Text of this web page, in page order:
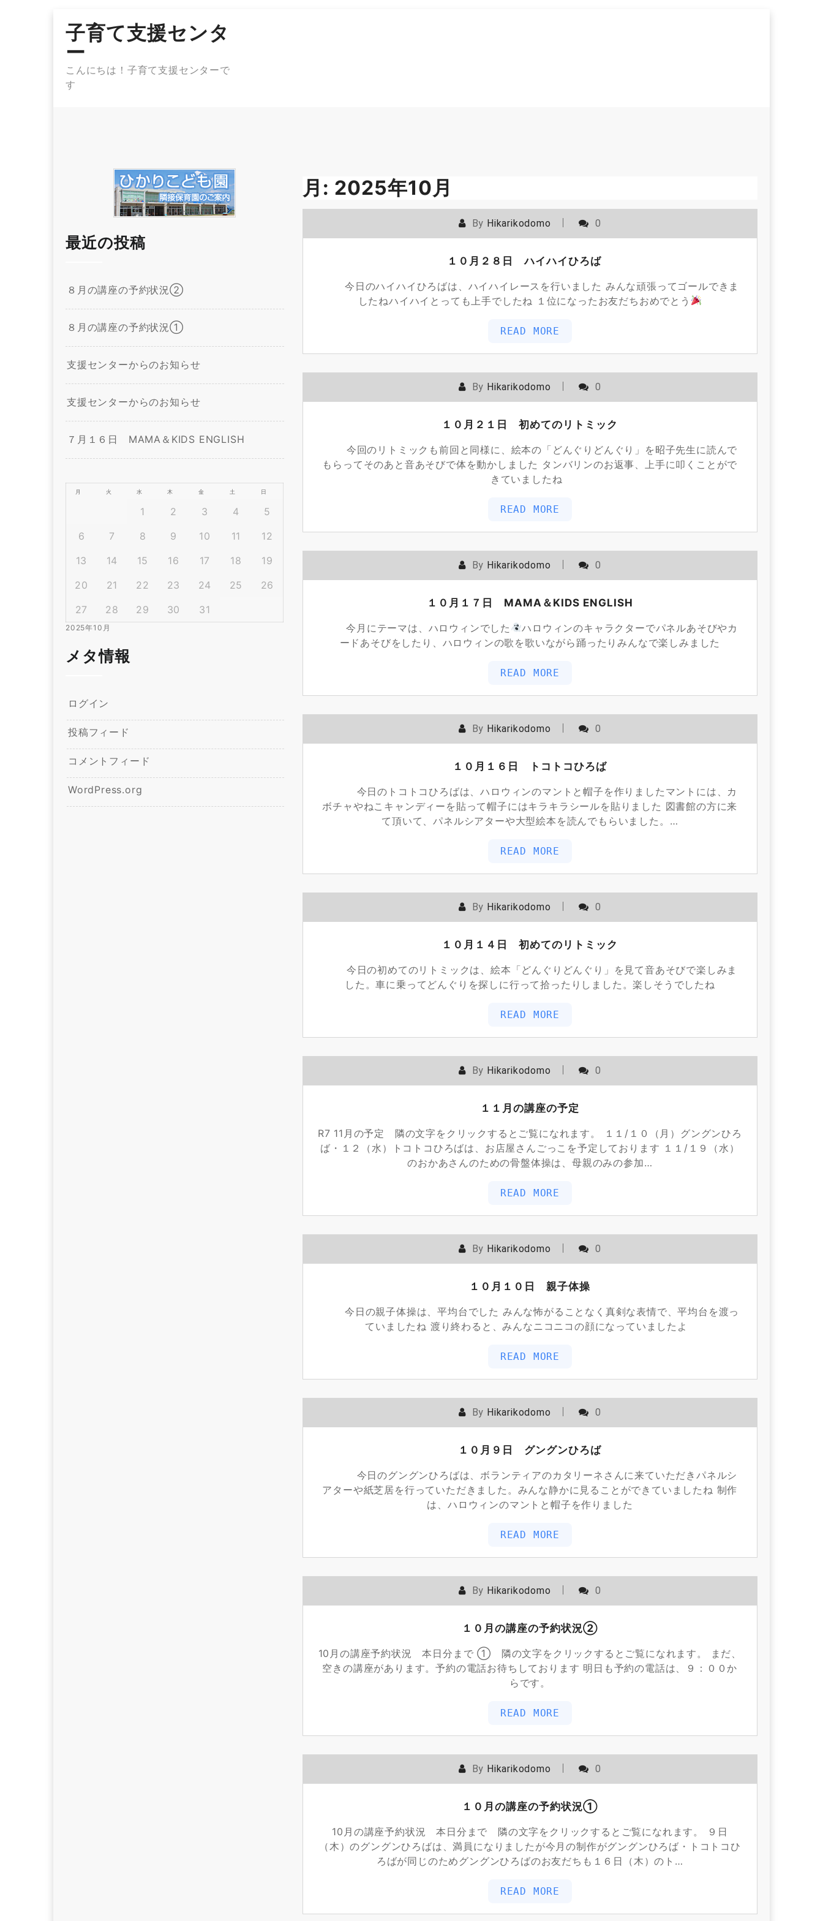
content
子育て支援センタ
ー
こんにちは！子育て支援センターで
す
月: 2025年10月
By Hikarikodomo 0
１０月２８日 ハイハイひろば
今日のハイハイひろばは、ハイハイレースを行いました みんな頑張ってゴールできま
したねハイハイとっても上手でしたね １位になったお友だちおめでとう
READ MORE
By Hikarikodomo 0
１０月２１日 初めてのリトミック
今回のリトミックも前回と同様に、絵本の「どんぐりどんぐり」を昭子先生に読んで
もらってそのあと音あそびで体を動かしました タンバリンのお返事、上手に叩くことがで
きていましたね
READ MORE
By Hikarikodomo 0
１０月１７日 MAMA＆KIDS ENGLISH
今月にテーマは、ハロウィンでした
ハロウィンのキャラクターでパネルあそびやカ
ードあそびをしたり、ハロウィンの歌を歌いながら踊ったりみんなで楽しみました
READ MORE
By Hikarikodomo 0
１０月１６日 トコトコひろば
今日のトコトコひろばは、ハロウィンのマントと帽子を作りましたマントには、カ
ボチャやねこキャンディーを貼って帽子にはキラキラシールを貼りました 図書館の方に来
て頂いて、パネルシアターや大型絵本を読んでもらいました。…
READ MORE
By Hikarikodomo 0
１０月１４日 初めてのリトミック
今日の初めてのリトミックは、絵本「どんぐりどんぐり」を見て音あそびで楽しみま
した。車に乗ってどんぐりを探しに行って拾ったりしました。楽しそうでしたね
READ MORE
By Hikarikodomo 0
１１月の講座の予定
R7 11月の予定 隣の文字をクリックするとご覧になれます。 １１/１０（月）グングンひろ
ば・１２（水）トコトコひろばは、お店屋さんごっこを予定しております １１/１９（水）
のおかあさんのための骨盤体操は、母親のみの参加…
READ MORE
By Hikarikodomo 0
１０月１０日 親子体操
今日の親子体操は、平均台でした みんな怖がることなく真剣な表情で、平均台を渡っ
ていましたね 渡り終わると、みんなニコニコの顔になっていましたよ
READ MORE
By Hikarikodomo 0
１０月９日 グングンひろば
今日のグングンひろばは、ボランティアのカタリーネさんに来ていただきパネルシ
アターや紙芝居を行っていただきました。みんな静かに見ることができていましたね 制作
は、ハロウィンのマントと帽子を作りました
READ MORE
By Hikarikodomo 0
１０月の講座の予約状況②
10月の講座予約状況 本日分まで ① 隣の文字をクリックするとご覧になれます。 まだ、
空きの講座があります。予約の電話お待ちしております 明日も予約の電話は、９：００か
らです。
READ MORE
By Hikarikodomo 0
１０月の講座の予約状況①
10月の講座予約状況 本日分まで 隣の文字をクリックするとご覧になれます。 ９日
（木）のグングンひろばは、満員になりましたが今月の制作がグングンひろば・トコトコひ
ろばが同じのためグングンひろばのお友だちも１６日（木）のト…
READ MORE
最近の投稿
８月の講座の予約状況②
８月の講座の予約状況①
支援センターからのお知らせ
支援センターからのお知らせ
７月１６日 MAMA＆KIDS ENGLISH
2025年10月
月 火 水 木 金 土 日
1 2 3 4
5
6
7 8 9 10 11
12
13
14 15 16 17 18
19
20
21 22 23 24 25
26
27
28 29 30 31
メタ情報
ログイン
投稿フィード
コメントフィード
WordPress.org